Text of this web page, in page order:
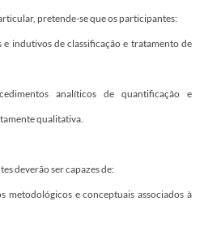
pretende-se que os participantes:​
indutivos de classificação e tratamento de
analíticos de quantificação e
qualitativa.​
deverão ser capazes de:
metodológicos e conceptuais associados à